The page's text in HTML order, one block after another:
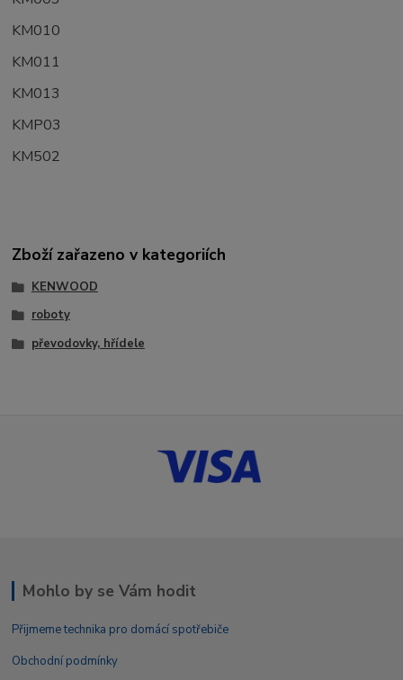
KM010
KM011
KM013
KMP03
KM502
Zboží zařazeno v kategoriích
KENWOOD
roboty
převodovky, hřídele
Mohlo by se Vám hodit
Přijmeme technika pro domácí spotřebiče
Obchodní podmínky